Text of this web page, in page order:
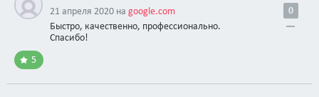
21 апреля 2020 на google.com
Быстро, качественно, профессионально.
Спасибо!
0
5